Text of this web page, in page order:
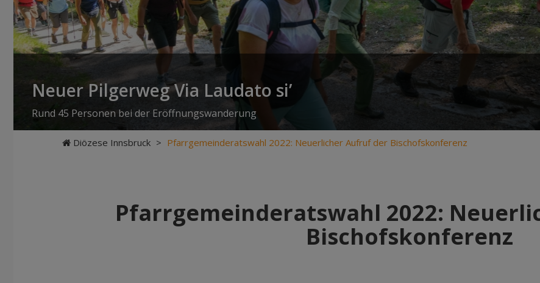
Neuer Pilgerweg Via Laudato si’
Rund 45 Personen bei der Eröffnungswanderung
Diözese Innsbruck > Pfarrgemeinderatswahl 2022: Neuerlicher Aufruf der Bischofskonferenz
Pfarrgemeinderatswahl 2022:
Bischofskonferenz